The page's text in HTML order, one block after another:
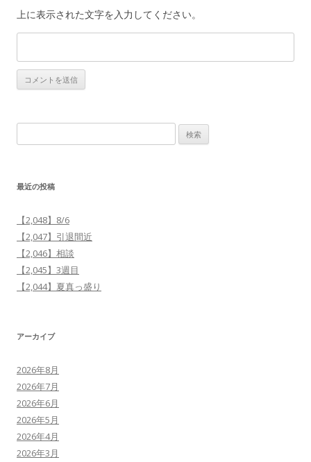
上に表示された文字を入力してください。
索:
最近の投稿
【2,048】8/6
【2,047】引退間近
【2,046】相談
【2,045】3週目
【2,044】夏真っ盛り
アーカイブ
2026年8月
2026年7月
2026年6月
2026年5月
2026年4月
2026年3月